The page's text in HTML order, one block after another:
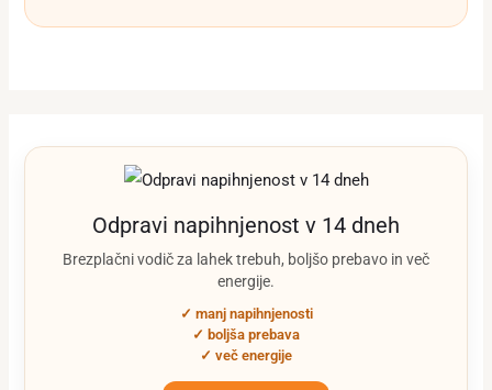
Odpravi napihnjenost v 14 dneh
Brezplačni vodič za lahek trebuh, boljšo prebavo in več
energije.
✓ manj napihnjenosti
✓ boljša prebava
✓ več energije